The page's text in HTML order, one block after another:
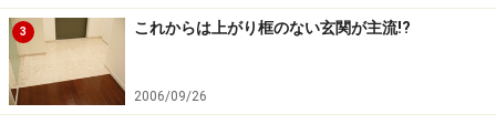
3 これからは上がり框のない玄関が主流!?
2006/09/26